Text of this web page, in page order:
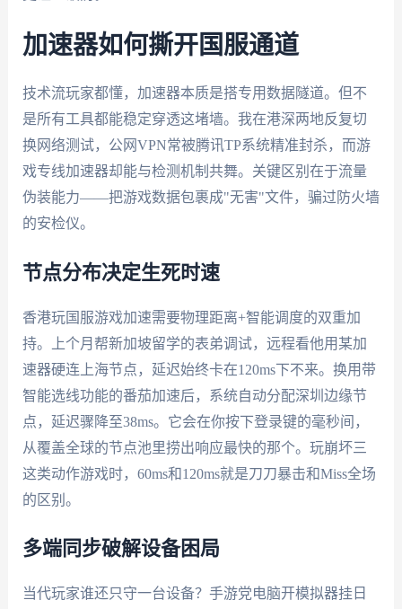
加速器如何撕开国服通道
技术流玩家都懂，加速器本质是搭专用数据隧道。但不
是所有工具都能稳定穿透这堵墙。我在港深两地反复切
换网络测试，公网VPN常被腾讯TP系统精准封杀，而游
戏专线加速器却能与检测机制共舞。关键区别在于流量
伪装能力——把游戏数据包裹成"无害"文件，骗过防火墙
的安检仪。
节点分布决定生死时速
香港玩国服游戏加速需要物理距离+智能调度的双重加
持。上个月帮新加坡留学的表弟调试，远程看他用某加
速器硬连上海节点，延迟始终卡在120ms下不来。换用带
智能选线功能的番茄加速后，系统自动分配深圳边缘节
点，延迟骤降至38ms。它会在你按下登录键的毫秒间，
从覆盖全球的节点池里捞出响应最快的那个。玩崩坏三
这类动作游戏时，60ms和120ms就是刀刀暴击和Miss全场
的区别。
多端同步破解设备困局
当代玩家谁还只守一台设备？手游党电脑开模拟器挂日